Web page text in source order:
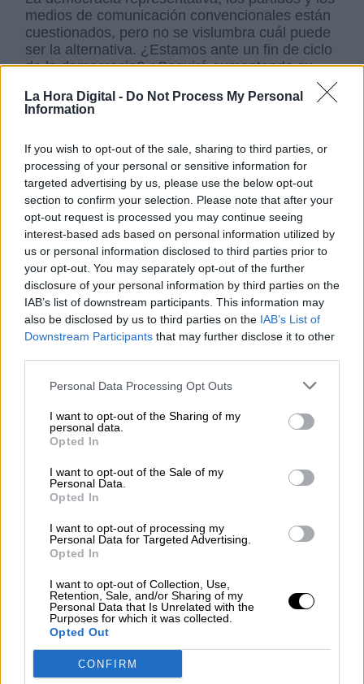
La Hora Digital - Do Not Process My Personal
Information
If you wish to opt-out of the sale, sharing to third parties, or
processing of your personal or sensitive information for
targeted advertising by us, please use the below opt-out
section to confirm your selection. Please note that after your
opt-out request is processed you may continue seeing
interest-based ads based on personal information utilized by
us or personal information disclosed to third parties prior to
your opt-out. You may separately opt-out of the further
disclosure of your personal information by third parties on the
IAB’s list of downstream participants. This information may
also be disclosed by us to third parties on the IAB’s List of
Downstream Participants that may further disclose it to other
Personal Data Processing Opt Outs
I want to opt-out of the Sharing of my
personal data.
Opted In
I want to opt-out of the Sale of my
Personal Data.
Opted In
I want to opt-out of processing my
Personal Data for Targeted Advertising.
Opted In
I want to opt-out of Collection, Use,
Retention, Sale, and/or Sharing of my
Personal Data that Is Unrelated with the
Purposes for which it was collected.
Opted Out
CONFIRM
medios de comunicación convencionales están
cuestionados, pero no se vislumbra cuál puede
ser la alternativa. ¿Estamos ante un fin de ciclo
de la democracia? ¿Seguirá aumentando su
jóvenes?¿Estamos abocados sin remedio a
estos autoritarismos de nuevo cuño?
Todas estas preguntas quedan sin respuesta en
el libro y en los numerosos debates actuales
sobre el particular. El péndulo se aleja de un
punto de equilibrio que ha funcionado
razonablemente bien desde la Segunda Guerra
Mundial.¿Es posible revertir su marcha?
¿Cómo?
Se me ocurren muchas cosas pequeñas que se
pueden hacer —por ejemplo,perseguir los
partidos, reforzar la independencia de los
serían suficientes para dar marcha atrás en el
camino recorrido.
SOBRE EL AUTOR
Ricardo Peña
Catedrático Emérito de Ingeniería Informática de la
Universidad Complutense de Madrid